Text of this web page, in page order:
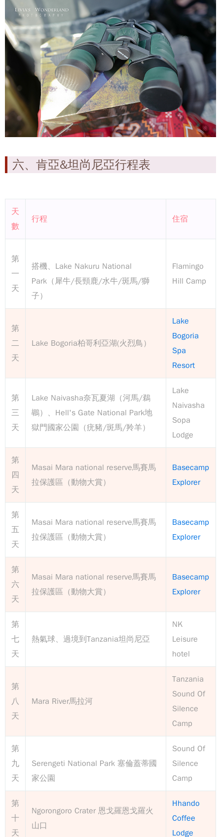
六、肯亞&坦尚尼亞行程表
天
數
行程 住宿
第
一
天
搭機、Lake Nakuru National
Park（犀牛/長頸鹿/水牛/斑馬/獅
子）
Flamingo
Hill Camp
第
二
天
Lake Bogoria柏哥利亞湖(火烈鳥）
Lake
Bogoria
Spa
Resort
第
三
天
Lake Naivasha奈瓦夏湖（河馬/鵜
鶘）、Hell's Gate National Park地
獄門國家公園（疣豬/斑馬/羚羊）
Lake
Naivasha
Sopa
Lodge
第
四
天
Masai Mara national reserve馬賽馬
拉保護區（動物大賞）
Basecamp
Explorer
第
五
天
Masai Mara national reserve馬賽馬
拉保護區（動物大賞）
Basecamp
Explorer
第
六
天
Masai Mara national reserve馬賽馬
拉保護區（動物大賞）
Basecamp
Explorer
第
七
天
熱氣球、過境到Tanzania坦尚尼亞
NK
Leisure
hotel
第
八
天
Mara River馬拉河
Tanzania
Sound Of
Silence
Camp
第
九
天
Serengeti National Park 塞倫蓋蒂國
家公園
Sound Of
Silence
Camp
第
十
天
Ngorongoro Crater 恩戈羅恩戈羅火
山口
Hhando
Coffee
Lodge